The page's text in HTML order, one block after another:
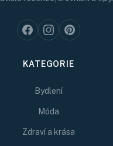
KATEGORIE
Bydlení
Móda
Zdraví a krása